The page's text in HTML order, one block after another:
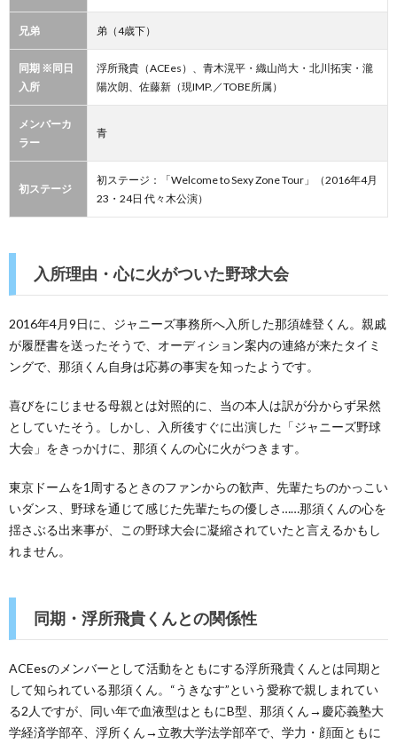
兄弟 弟（4歳下）
同期 ※同日
入所
浮所飛貴（ACEes）、青木滉平・織山尚大・北川拓実・瀧
陽次朗、佐藤新（現IMP.／TOBE所属）
メンバーカ
ラー
青
初ステージ
初ステージ：「Welcome to Sexy Zone Tour」（2016年4月
23・24日 代々木公演）
入所理由・心に火がついた野球大会
2016年4月9日に、ジャニーズ事務所へ入所した那須雄登くん。親戚
が履歴書を送ったそうで、オーディション案内の連絡が来たタイミ
ングで、那須くん自身は応募の事実を知ったようです。
喜びをにじませる母親とは対照的に、当の本人は訳が分からず呆然
としていたそう。しかし、入所後すぐに出演した「ジャニーズ野球
大会」をきっかけに、那須くんの心に火がつきます。
東京ドームを1周するときのファンからの歓声、先輩たちのかっこい
いダンス、野球を通じて感じた先輩たちの優しさ……那須くんの心を
揺さぶる出来事が、この野球大会に凝縮されていたと言えるかもし
れません。
同期・浮所飛貴くんとの関係性
ACEesのメンバーとして活動をともにする浮所飛貴くんとは同期と
して知られている那須くん。“うきなす”という愛称で親しまれてい
る2人ですが、同い年で血液型はともにB型、那須くん→慶応義塾大
学経済学部卒、浮所くん→立教大学法学部卒で、学力・顔面ともに